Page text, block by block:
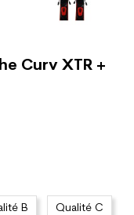
Curv XTR +
B Qualité C